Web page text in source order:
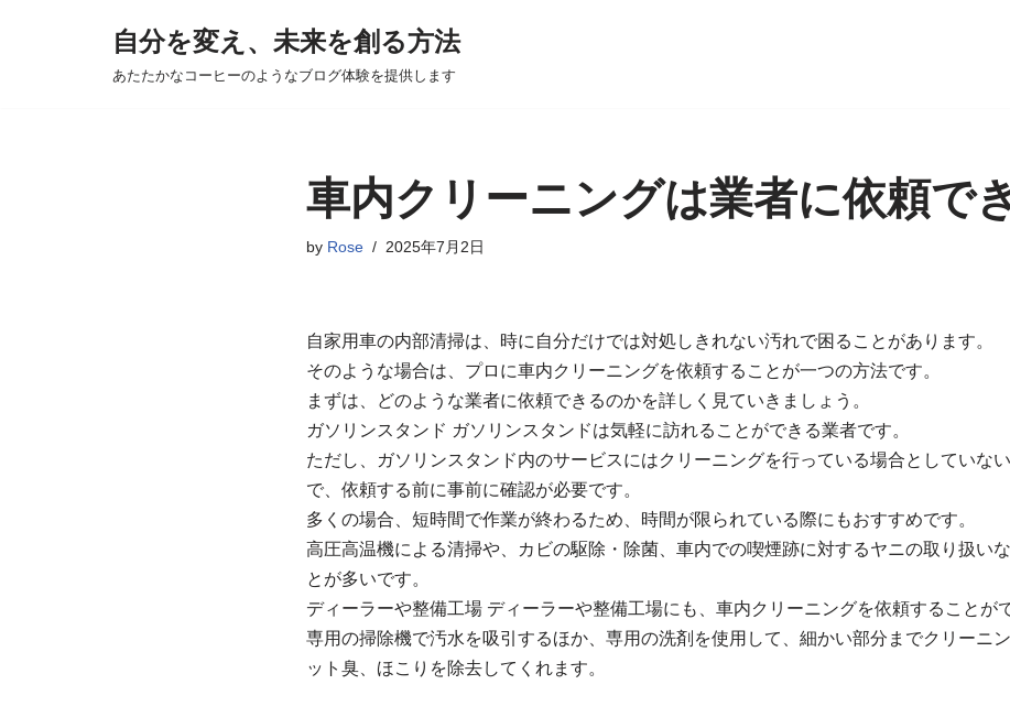
自分を変え、未来を創る方法
あたたかなコーヒーのようなブログ体験を提供します
車内クリーニングは業者に依頼で
by Rose 2025年7月2日
自家用車の内部清掃は、時に自分だけでは対処しきれない汚れで困ることがあります。
そのような場合は、プロに車内クリーニングを依頼することが一つの方法です。
まずは、どのような業者に依頼できるのかを詳しく見ていきましょう。
ガソリンスタンド ガソリンスタンドは気軽に訪れることができる業者です。
ただし、ガソリンスタンド内のサービスにはクリーニングを行っている場合としていな
で、依頼する前に事前に確認が必要です。
多くの場合、短時間で作業が終わるため、時間が限られている際にもおすすめです。
高圧高温機による清掃や、カビの駆除・除菌、車内での喫煙跡に対するヤニの取り扱い
とが多いです。
ディーラーや整備工場 ディーラーや整備工場にも、車内クリーニングを依頼することが
専用の掃除機で汚水を吸引するほか、専用の洗剤を使用して、細かい部分までクリーニ
ット臭、ほこりを除去してくれます。